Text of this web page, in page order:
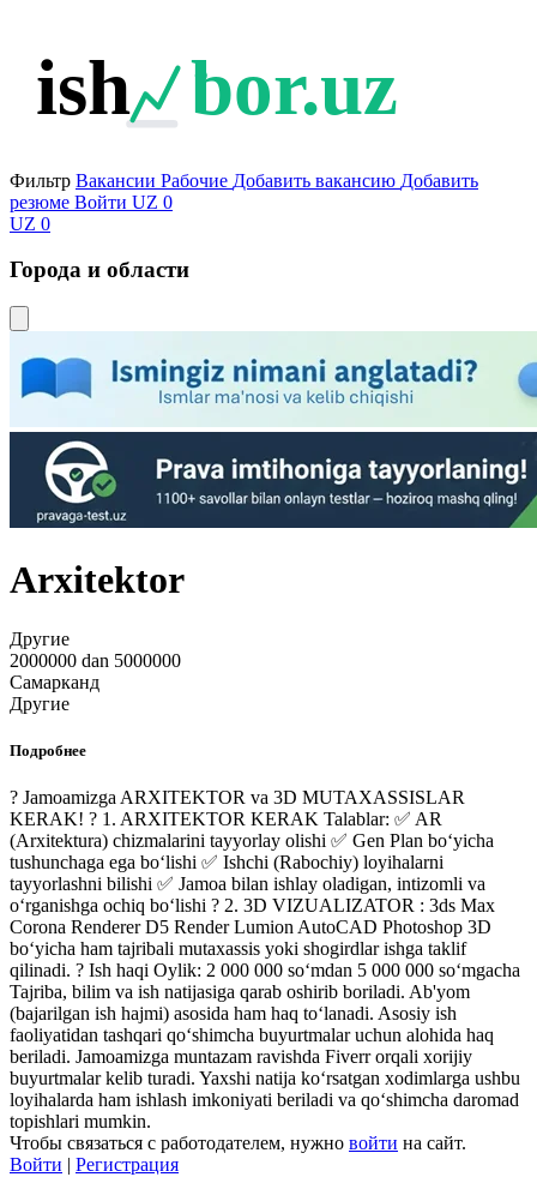
ish bor.uz
Фильтр Вакансии Рабочие Добавить вакансию Добавить
резюме Войти UZ 0
UZ 0
Города и области
Arxitektor
Другие
2000000 dan 5000000
Самарканд
Другие
Подробнее
? Jamoamizga ARXITEKTOR va 3D MUTAXASSISLAR
KERAK! ? 1. ARXITEKTOR KERAK Talablar: ✅ AR
(Arxitektura) chizmalarini tayyorlay olishi ✅ Gen Plan bo‘yicha
tushunchaga ega bo‘lishi ✅ Ishchi (Rabochiy) loyihalarni
tayyorlashni bilishi ✅ Jamoa bilan ishlay oladigan, intizomli va
o‘rganishga ochiq bo‘lishi ? 2. 3D VIZUALIZATOR : 3ds Max
Corona Renderer D5 Render Lumion AutoCAD Photoshop 3D
bo‘yicha ham tajribali mutaxassis yoki shogirdlar ishga taklif
qilinadi. ? Ish haqi Oylik: 2 000 000 so‘mdan 5 000 000 so‘mgacha
Tajriba, bilim va ish natijasiga qarab oshirib boriladi. Ab'yom
(bajarilgan ish hajmi) asosida ham haq to‘lanadi. Asosiy ish
faoliyatidan tashqari qo‘shimcha buyurtmalar uchun alohida haq
beriladi. Jamoamizga muntazam ravishda Fiverr orqali xorijiy
buyurtmalar kelib turadi. Yaxshi natija ko‘rsatgan xodimlarga ushbu
loyihalarda ham ishlash imkoniyati beriladi va qo‘shimcha daromad
topishlari mumkin.
Чтобы связаться с работодателем, нужно войти на сайт.
Войти | Регистрация